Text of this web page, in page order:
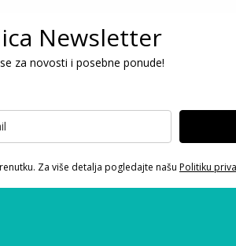
Newsletter
za novosti i posebne ponude!
Za više detalja pogledajte našu Politiku